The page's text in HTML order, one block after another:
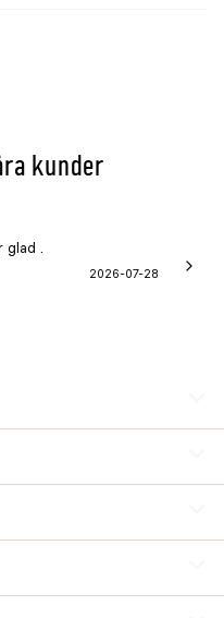
kunder
.
2026-07-28